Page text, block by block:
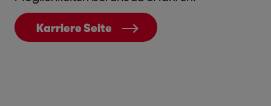
Karriere Seite